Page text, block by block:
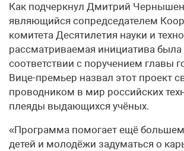
Как подчеркнул Дмитрий
являющийся сопредседателем
комитета Десятилетия науки и
рассматриваемая инициатива была
соответствии с поручением главы
Вице-премьер назвал этот проект
проводником в мир российских
плеяды выдающихся учёных.
«Программа помогает ещё
детей и молодёжи задуматься о